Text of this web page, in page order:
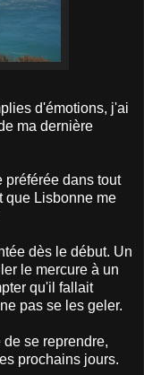
d'émotions, j'ai
ma dernière
préférée dans tout
que Lisbonne me
dès le début. Un
le mercure à un
qu'il fallait
pas se les geler.
se reprendre,
prochains jours.